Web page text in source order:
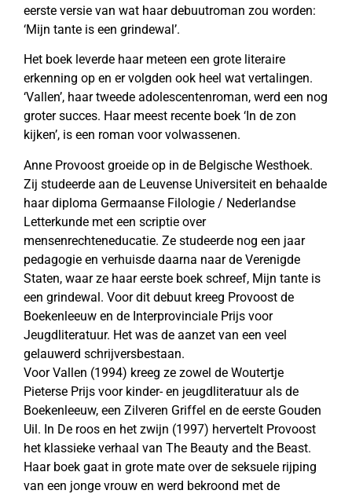
eerste versie van wat haar debuutroman zou worden:
‘Mijn tante is een grindewal’.
Het boek leverde haar meteen een grote literaire
erkenning op en er volgden ook heel wat vertalingen.
‘Vallen’, haar tweede adolescentenroman, werd een nog
groter succes. Haar meest recente boek ‘In de zon
kijken’, is een roman voor volwassenen.
Anne Provoost groeide op in de Belgische Westhoek.
Zij studeerde aan de Leuvense Universiteit en behaalde
haar diploma Germaanse Filologie / Nederlandse
Letterkunde met een scriptie over
mensenrechteneducatie. Ze studeerde nog een jaar
pedagogie en verhuisde daarna naar de Verenigde
Staten, waar ze haar eerste boek schreef, Mijn tante is
een grindewal. Voor dit debuut kreeg Provoost de
Boekenleeuw en de Interprovinciale Prijs voor
Jeugdliteratuur. Het was de aanzet van een veel
gelauwerd schrijversbestaan.
Voor Vallen (1994) kreeg ze zowel de Woutertje
Pieterse Prijs voor kinder- en jeugdliteratuur als de
Boekenleeuw, een Zilveren Griffel en de eerste Gouden
Uil. In De roos en het zwijn (1997) hervertelt Provoost
het klassieke verhaal van The Beauty and the Beast.
Haar boek gaat in grote mate over de seksuele rijping
van een jonge vrouw en werd bekroond met de